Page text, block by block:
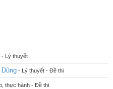
- Lý thuyết
- Lý thuyết - Đề thi
thực hành - Đề thi